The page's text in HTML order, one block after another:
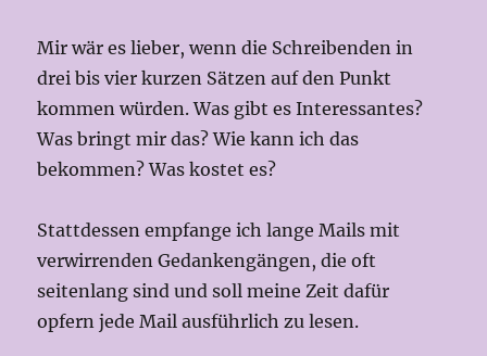
Mir wär es lieber, wenn die Schreibenden in
drei bis vier kurzen Sätzen auf den Punkt
kommen würden. Was gibt es Interessantes?
Was bringt mir das? Wie kann ich das
bekommen? Was kostet es?
Stattdessen empfange ich lange Mails mit
verwirrenden Gedankengängen, die oft
seitenlang sind und soll meine Zeit dafür
opfern jede Mail ausführlich zu lesen.